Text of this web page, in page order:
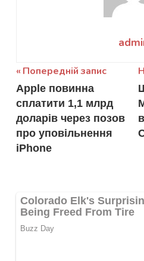
Навігація
записів
Попередній запис
Apple повинна
сплатити 1,1 млрд
доларів через позов
про уповільнення
iPhone